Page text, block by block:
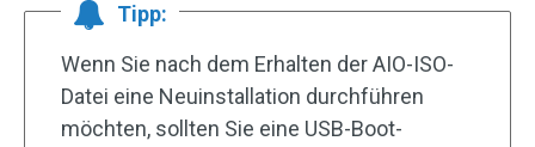
Tipp:
Wenn Sie nach dem Erhalten der AIO-ISO-
Datei eine Neuinstallation durchführen
möchten, sollten Sie eine USB-Boot-